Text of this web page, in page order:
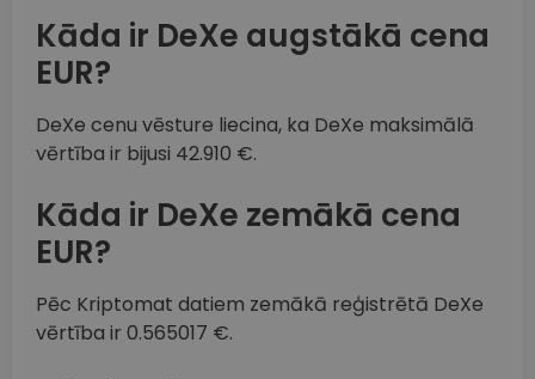
Kāda ir DeXe augstākā cena
EUR?
DeXe cenu vēsture liecina, ka DeXe maksimālā
vērtība ir bijusi 42.910 €.
Kāda ir DeXe zemākā cena
EUR?
Pēc Kriptomat datiem zemākā reģistrētā DeXe
vērtība ir 0.565017 €.